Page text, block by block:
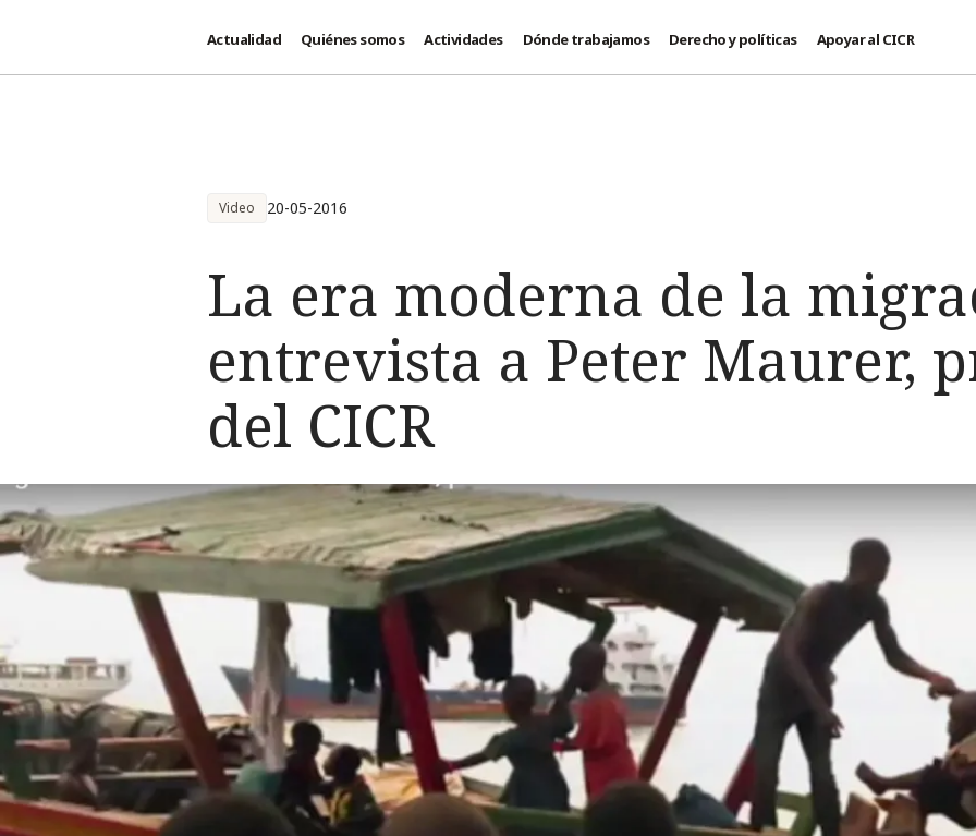
Actualidad Quiénes somos Actividades Dónde trabajamos Derecho y políticas Apoyar al CICR
Video 20-05-2016
La era moderna de la
entrevista a Peter Maurer,
del CICR